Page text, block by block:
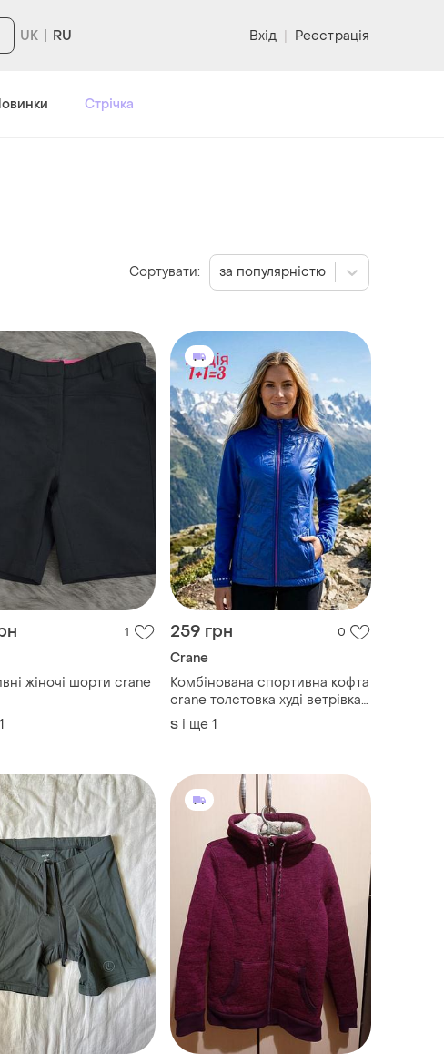
RU Вхід | Реєстрація
Стрічка
1
жіночі шорти crane
1
259 грн 0
Crane
Комбінована спортивна кофта
crane толстовка худі ветрівка
светр
S і ще 1
Сортувати: за популярністю